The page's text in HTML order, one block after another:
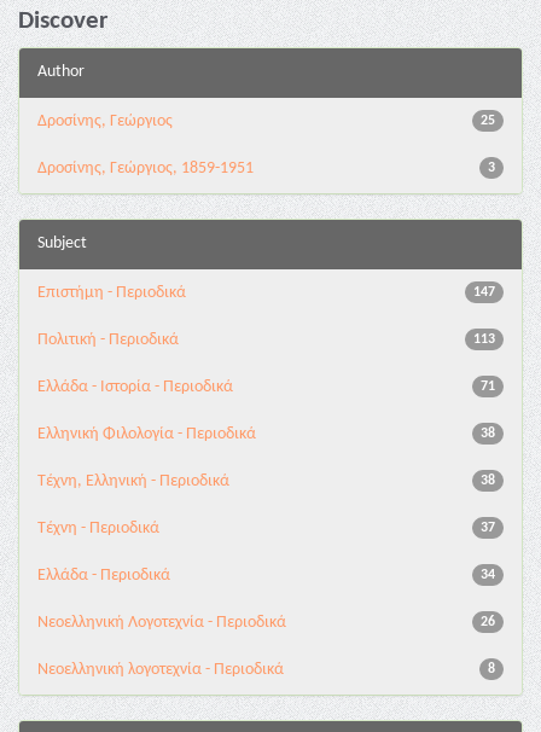
Discover
Author
25
Δροσίνης, Γεώργιος
3
Δροσίνης, Γεώργιος, 1859-1951
Subject
147
Επιστήμη - Περιοδικά
113
Πολιτική - Περιοδικά
71
Ελλάδα - Ιστορία - Περιοδικά
38
Ελληνική Φιλολογία - Περιοδικά
38
Τέχνη, Ελληνική - Περιοδικά
37
Τέχνη - Περιοδικά
34
Ελλάδα - Περιοδικά
26
Νεοελληνική Λογοτεχνία - Περιοδικά
8
Νεοελληνική λογοτεχνία - Περιοδικά